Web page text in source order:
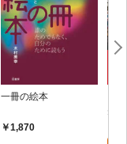
一冊の絵本
1,870
先
く